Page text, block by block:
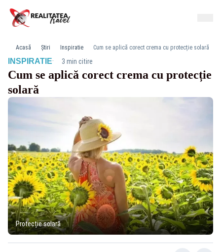
Acasă Știri Inspiratie Cum se aplică corect crema cu protecție solară
INSPIRATIE· 3 min citire
Cum se aplică corect crema cu protecție
solară
Protecție solară